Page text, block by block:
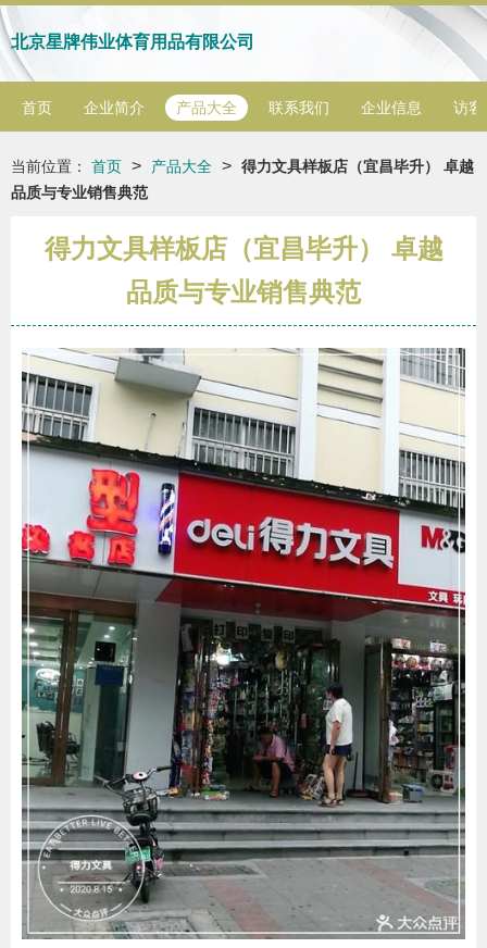
北京星牌伟业体育用品有限公司
首页 企业简介 产品大全 联系我们 企业信息 访客
当前位置： 首页 > 产品大全 > 得力文具样板店（宜昌毕升） 卓越
品质与专业销售典范
得力文具样板店（宜昌毕升） 卓越
品质与专业销售典范